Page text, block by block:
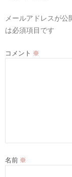
ン
メールアドレスが公
は必須項目です
コメント ※
名前 ※